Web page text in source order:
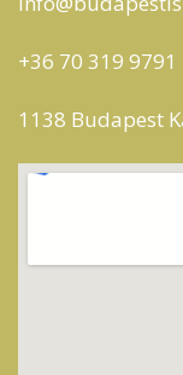
+36 70 319 9791
1138 Budapest